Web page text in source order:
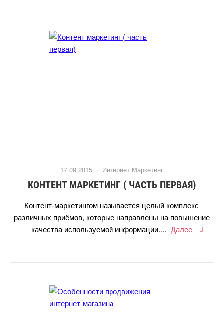
17.09.2015 · Интернет Маркетин
КОНТЕНТ МАРКЕТИНГ ( ЧАСТЬ ПЕРВАЯ)
Контент-маркетингом называется целый комплекс
различных приёмов, которые направлены на повышение
качества используемой информации.... Далее